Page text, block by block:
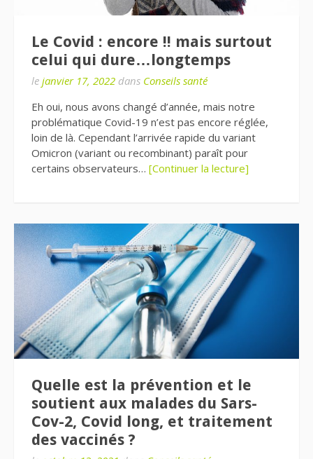
Le Covid : encore !! mais surtout
celui qui dure…longtemps
le janvier 17, 2022 dans Conseils santé
Eh oui, nous avons changé d’année, mais notre
problématique Covid-19 n’est pas encore réglée,
loin de là. Cependant l’arrivée rapide du variant
Omicron (variant ou recombinant) paraît pour
certains observateurs… [Continuer la lecture]
Quelle est la prévention et le
soutient aux malades du Sars-
Cov-2, Covid long, et traitement
des vaccinés ?